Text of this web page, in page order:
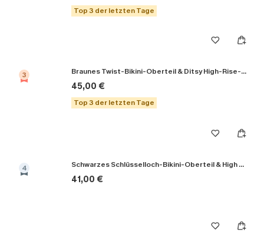
Top 3 der letzten Tage
3 Braunes Twist-Bikini-Oberteil & Ditsy High-Rise-Bikinihose
45,00 €
Top 3 der letzten Tage
4 Schwarzes Schlüsselloch-Bikini-Oberteil & High Rise Bikinihose
41,00 €